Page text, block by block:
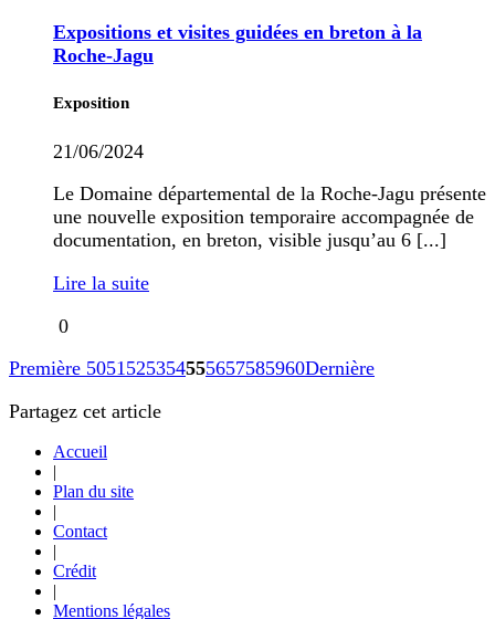
Expositions et visites guidées en breton à la
Roche-Jagu
Exposition
21/06/2024
Le Domaine départemental de la Roche-Jagu présente
une nouvelle exposition temporaire accompagnée de
documentation, en breton, visible jusqu’au 6 [...]
Lire la suite
0
Première 5051525354555657585960Dernière
Partagez cet article
Accueil
|
Plan du site
|
Contact
|
Crédit
|
Mentions légales